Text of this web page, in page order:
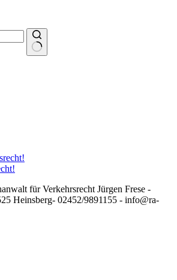
für Verkehrsrecht Jürgen Frese -
Heinsberg- 02452/9891155 - info@ra-